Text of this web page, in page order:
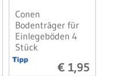
Conen
Bodenträger für
Einlegeböden 4
Stück
€ 1,95